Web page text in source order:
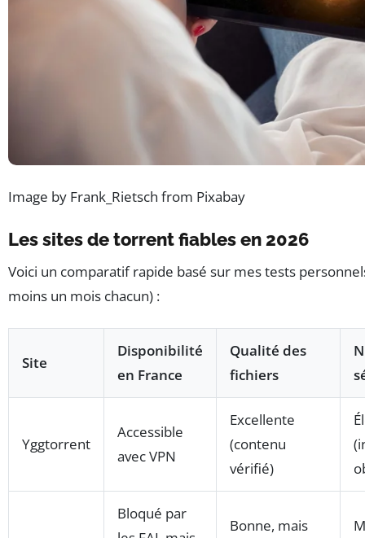
Image by Frank_Rietsch from Pixabay
Les sites de torrent fiables en 2026
Voici un comparatif rapide basé sur mes tests
moins un mois chacun) :
Site
Disponibilité
en France
Qualité des
fichiers
Yggtorrent
Accessible
avec VPN
Excellente
(contenu
vérifié)
Bloqué par
Bonne, mais